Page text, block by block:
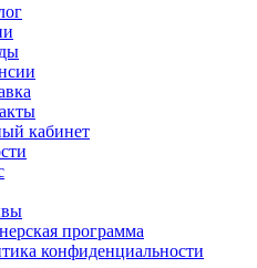
кабинет
программа
конфиденциальности